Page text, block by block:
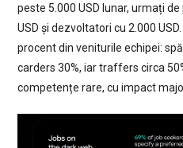
peste 5.000 USD lunar, urmați
USD și dezvoltatori cu 2.000
procent din veniturile echipei:
carders 30%, iar traffers circa
competențe rare, cu impact